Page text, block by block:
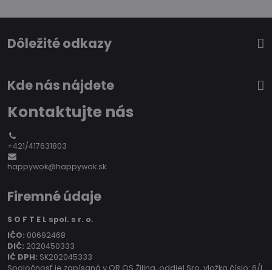
Dôležité odkazy
Kde nás nájdete
Kontaktujte nás
+421/417631803
happywok@happywok.sk
Firemné údaje
S O F T E L spol. s r. o.
IČO: 00692468
DIČ: 2020450333
IČ DPH: SK202045333